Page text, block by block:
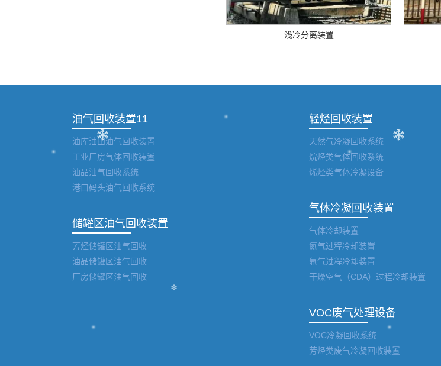
浅冷分离装置
油气回收装置11
油库油田油气回收装置
工业厂房气体回收装置
油品油气回收系统
港口码头油气回收系统
储罐区油气回收装置
芳烃储罐区油气回收
油品储罐区油气回收
厂房储罐区油气回收
轻烃回收装置
天然气冷凝回收系统
烷烃类气体回收系统
烯烃类气体冷凝设备
气体冷凝回收装置
气体冷却装置
氮气过程冷却装置
氩气过程冷却装置
干燥空气（CDA）过程冷却装置
VOC废气处理设备
VOC冷凝回收系统
芳烃类废气冷凝回收装置